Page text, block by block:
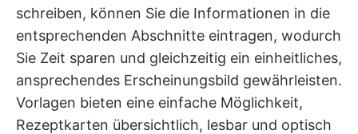
schreiben, können Sie die Informationen in die
entsprechenden Abschnitte eintragen, wodurch
Sie Zeit sparen und gleichzeitig ein einheitliches,
ansprechendes Erscheinungsbild gewährleisten.
Vorlagen bieten eine einfache Möglichkeit,
Rezeptkarten übersichtlich, lesbar und optisch